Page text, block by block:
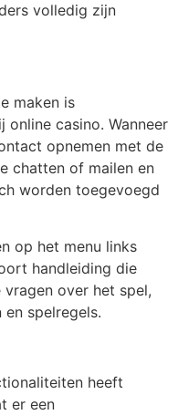
volledig zijn
maken is
casino. Wanneer
opnemen met de
chatten of mailen en
worden toegevoegd
op het menu links
handleiding die
over het spel,
spelregels.
heeft
er een